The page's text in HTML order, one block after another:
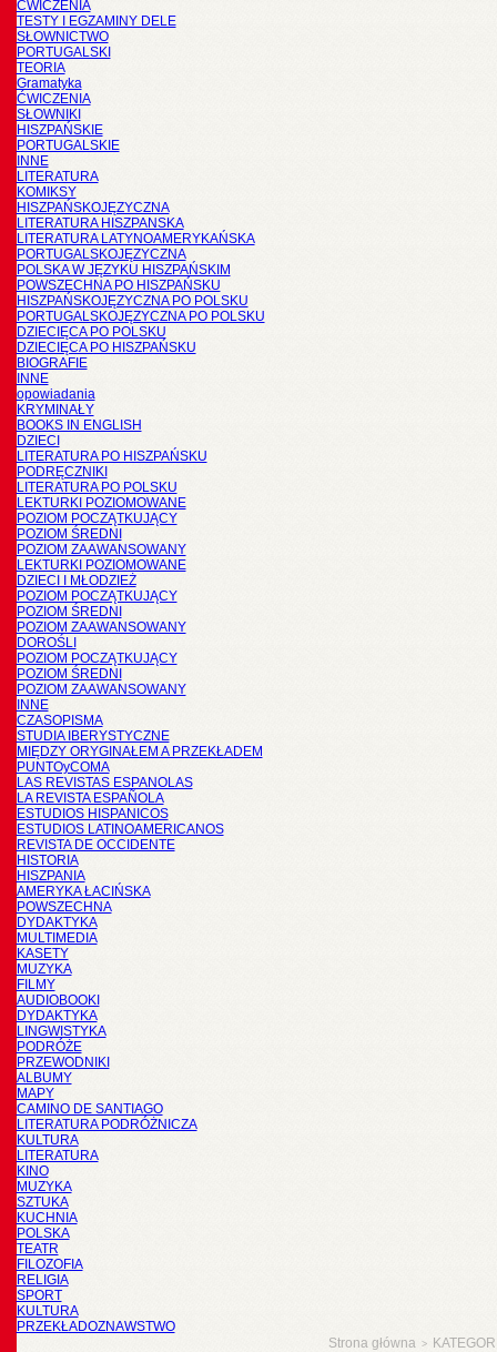
ĆWICZENIA
TESTY I EGZAMINY DELE
SŁOWNICTWO
PORTUGALSKI
TEORIA
Gramatyka
ĆWICZENIA
SŁOWNIKI
HISZPAŃSKIE
PORTUGALSKIE
INNE
LITERATURA
KOMIKSY
HISZPAŃSKOJĘZYCZNA
LITERATURA HISZPANSKA
LITERATURA LATYNOAMERYKAŃSKA
PORTUGALSKOJĘZYCZNA
POLSKA W JĘZYKU HISZPAŃSKIM
POWSZECHNA PO HISZPAŃSKU
HISZPAŃSKOJĘZYCZNA PO POLSKU
PORTUGALSKOJĘZYCZNA PO POLSKU
DZIECIĘCA PO POLSKU
DZIECIĘCA PO HISZPAŃSKU
BIOGRAFIE
INNE
opowiadania
KRYMINAŁY
BOOKS IN ENGLISH
DZIECI
LITERATURA PO HISZPAŃSKU
PODRĘCZNIKI
LITERATURA PO POLSKU
LEKTURKI POZIOMOWANE
POZIOM POCZĄTKUJĄCY
POZIOM ŚREDNI
POZIOM ZAAWANSOWANY
LEKTURKI POZIOMOWANE
DZIECI I MŁODZIEŻ
POZIOM POCZĄTKUJĄCY
POZIOM ŚREDNI
POZIOM ZAAWANSOWANY
DOROŚLI
POZIOM POCZĄTKUJĄCY
POZIOM ŚREDNI
POZIOM ZAAWANSOWANY
INNE
CZASOPISMA
STUDIA IBERYSTYCZNE
MIĘDZY ORYGINAŁEM A PRZEKŁADEM
PUNTOyCOMA
LAS REVISTAS ESPANOLAS
LA REVISTA ESPAÑOLA
ESTUDIOS HISPANICOS
ESTUDIOS LATINOAMERICANOS
REVISTA DE OCCIDENTE
HISTORIA
HISZPANIA
AMERYKA ŁACIŃSKA
POWSZECHNA
DYDAKTYKA
MULTIMEDIA
KASETY
MUZYKA
FILMY
AUDIOBOOKI
DYDAKTYKA
LINGWISTYKA
PODRÓŻE
PRZEWODNIKI
ALBUMY
MAPY
CAMINO DE SANTIAGO
LITERATURA PODRÓŻNICZA
KULTURA
LITERATURA
KINO
MUZYKA
SZTUKA
KUCHNIA
POLSKA
TEATR
FILOZOFIA
RELIGIA
SPORT
KULTURA
PRZEKŁADOZNAWSTWO
Strona główna >